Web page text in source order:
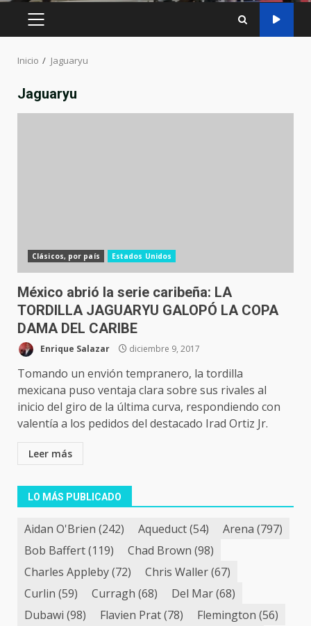
MENÚ
Inicio Jaguaryu
Jaguaryu
Clásicos, por país Estados Unidos
México abrió la serie caribeña: LA
TORDILLA JAGUARYU GALOPÓ LA COPA
DAMA DEL CARIBE
Enrique Salazar diciembre 9, 2017
Tomando un envión tempranero, la tordilla
mexicana puso ventaja clara sobre sus rivales al
inicio del giro de la última curva, respondiendo con
valentía a los pedidos del destacado Irad Ortiz Jr.
Leer más
LO MÁS PUBLICADO
Aidan O'Brien (242) Aqueduct(54) Arena (797)
Bob Baffert(119) Chad Brown (98)
Charles Appleby(72) Chris Waller(67)
Curlin (59) Curragh (68) Del Mar(68)
Dubawi (98) Flavien Prat(78) Flemington (56)